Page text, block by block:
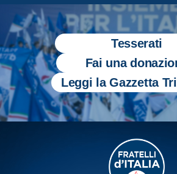
Tesserati
Fai una
Leggi la Gazzetta